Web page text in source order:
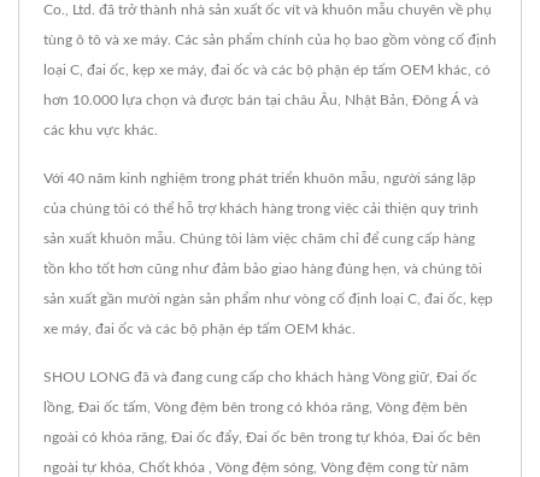
Co., Ltd. đã trở thành nhà sản xuất ốc vít và khuôn mẫu chuyên về phụ
tùng ô tô và xe máy. Các sản phẩm chính của họ bao gồm vòng cố định
loại C, đai ốc, kẹp xe máy, đai ốc và các bộ phận ép tấm OEM khác, có
hơn 10.000 lựa chọn và được bán tại châu Âu, Nhật Bản, Đông Á và
các khu vực khác.
Với 40 năm kinh nghiệm trong phát triển khuôn mẫu, người sáng lập
của chúng tôi có thể hỗ trợ khách hàng trong việc cải thiện quy trình
sản xuất khuôn mẫu. Chúng tôi làm việc chăm chỉ để cung cấp hàng
tồn kho tốt hơn cũng như đảm bảo giao hàng đúng hẹn, và chúng tôi
sản xuất gần mười ngàn sản phẩm như vòng cố định loại C, đai ốc, kẹp
xe máy, đai ốc và các bộ phận ép tấm OEM khác.
SHOU LONG đã và đang cung cấp cho khách hàng Vòng giữ, Đai ốc
lồng, Đai ốc tấm, Vòng đệm bên trong có khóa răng, Vòng đệm bên
ngoài có khóa răng, Đai ốc đẩy, Đai ốc bên trong tự khóa, Đai ốc bên
ngoài tự khóa, Chốt khóa , Vòng đệm sóng, Vòng đệm cong từ năm